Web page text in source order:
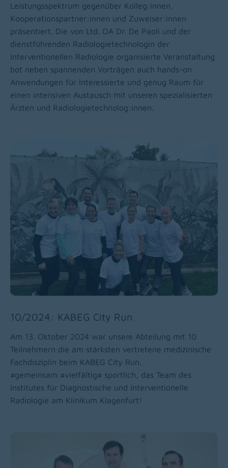
Leistungsspektrum gegenüber Kolleg:innen,
Kooperationspartner:innen und Zuweiser:innen
präsentiert. Die von Ltd. OA Dr. De Paoli und der
dienstführenden Radiologietechnologin der
Interventionellen Radiologie organisierte Veranstaltung
bot neben spannenden Vorträgen auch hands-on
Anwendungen für Interessierte und genug Raum für
einen intensiven Austausch mit unseren spezialisierten
Ärzten und Radiologietechnolog:innen.
10/2024: KABEG City Run
Am 13. Oktober 2024 war unsere Abteilung mit 10
Teilnehmern die am stärksten vertretene medizinische
Fachdisziplin beim KABEG City Run.
#gemeinsam #vielfältig# sportlich, das Team des
Institutes für Diagnostische und Interventionelle
Radiologie am Klinikum Klagenfurt!